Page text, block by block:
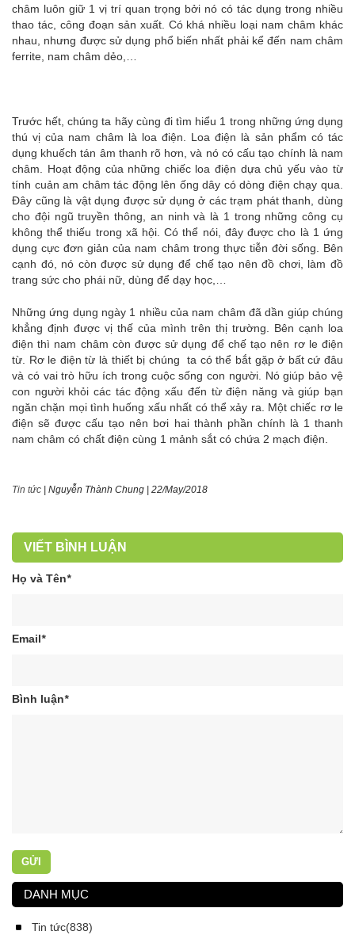
châm luôn giữ 1 vị trí quan trọng bởi nó có tác dụng trong nhiều
thao tác, công đoạn sản xuất. Có khá nhiều loại nam châm khác
nhau, nhưng được sử dụng phổ biến nhất phải kể đến nam châm
ferrite, nam châm dẻo,…
Trước hết, chúng ta hãy cùng đi tìm hiểu 1 trong những ứng dụng
thú vị của nam châm là loa điện. Loa điện là sản phẩm có tác
dụng khuếch tán âm thanh rõ hơn, và nó có cấu tạo chính là nam
châm. Hoạt động của những chiếc loa điện dựa chủ yếu vào từ
tính cuản am châm tác động lên ống dây có dòng điện chạy qua.
Đây cũng là vật dụng được sử dụng ở các trạm phát thanh, dùng
cho đội ngũ truyền thông, an ninh và là 1 trong những công cụ
không thể thiếu trong xã hội. Có thể nói, đây được cho là 1 ứng
dụng cực đơn giản của nam châm trong thực tiễn đời sống. Bên
cạnh đó, nó còn được sử dụng để chế tạo nên đồ chơi, làm đồ
trang sức cho phái nữ, dùng để dạy học,…
Những ứng dụng ngày 1 nhiều của nam châm đã dần giúp chúng
khẳng định được vị thế của mình trên thị trường. Bên cạnh loa
điện thì nam châm còn được sử dụng để chế tạo nên rơ le điện
từ. Rơ le điện từ là thiết bị chúng ta có thể bắt gặp ở bất cứ đâu
và có vai trò hữu ích trong cuộc sống con người. Nó giúp bảo vệ
con người khỏi các tác động xấu đến từ điện năng và giúp bạn
ngăn chặn mọi tình huống xấu nhất có thể xảy ra. Một chiếc rơ le
điện sẽ được cấu tạo nên bơi hai thành phần chính là 1 thanh
nam châm có chất điện cùng 1 mảnh sắt có chứa 2 mạch điện.
Tin tức Nguyễn Thành Chung 22/May/2018
VIẾT BÌNH LUẬN
Họ và Tên*
Email*
Bình luận*
GỬI
DANH MỤC
Tin tức(838)